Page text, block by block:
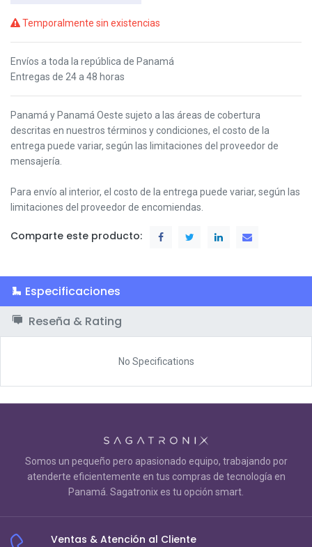
Temporalmente sin existencias
Envíos a toda la república de Panamá
Entregas de 24 a 48 horas
Panamá y Panamá Oeste sujeto a las áreas de cobertura
descritas en nuestros términos y condiciones, el costo de la
entrega puede variar, según las limitaciones del proveedor de
mensajería.
Para envío al interior, el costo de la entrega puede variar, según las
limitaciones del proveedor de encomiendas.
Comparte este producto:
Especificaciones
Reseña & Rating
No Specifications
Somos un pequeño pero apasionado equipo, trabajando por
atenderte eficientemente en tus compras de tecnología en
Panamá. Sagatronix es tu opción smart.
Ventas & Atención al Cliente